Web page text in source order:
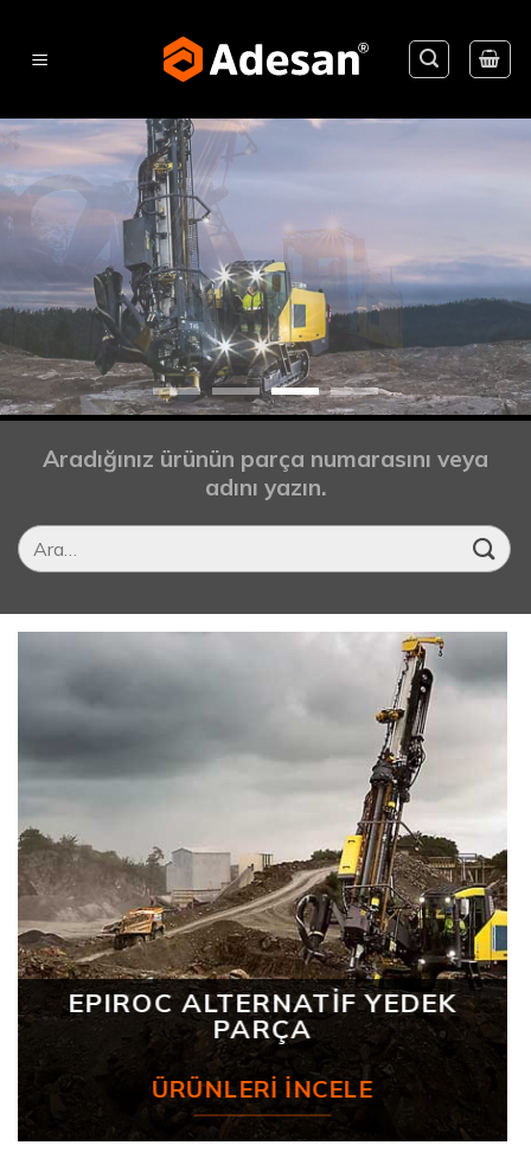
content
Aradığınız ürünün parça numarasını veya
adını yazın.
Ara:
EPIROC ALTERNATİF YEDEK
PARÇA
ÜRÜNLERI İNCELE